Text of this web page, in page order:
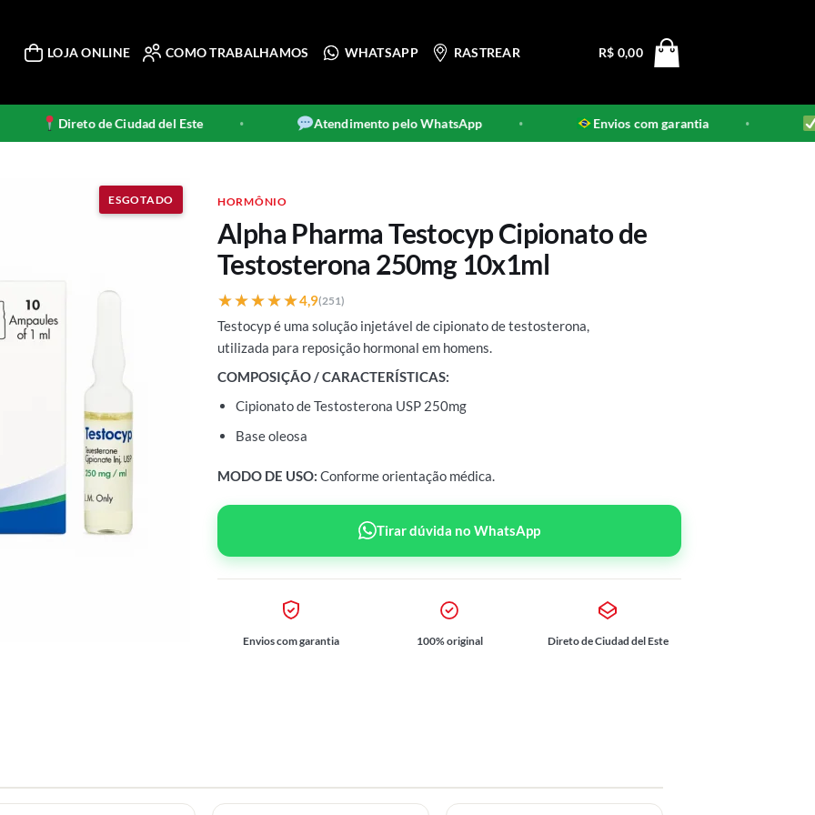
LOJA ONLINE COMO TRABALHAMOS WHATSAPP RASTREAR R$ 0,00
Direto de Ciudad del Este Atendimento pelo WhatsApp Envios com garantia
HORMÔNIO
Alpha Pharma Testocyp Cipionato de
Testosterona 250mg 10x1ml
★★★★★
★★★★★4,9(251)
Testocyp é uma solução injetável de cipionato de testosterona,
utilizada para reposição hormonal em homens.
COMPOSIÇÃO / CARACTERÍSTICAS:
Cipionato de Testosterona USP 250mg
Base oleosa
MODO DE USO: Conforme orientação médica.
Tirar dúvida no WhatsApp
Envios com garantia 100% original Direto de Ciudad del Este